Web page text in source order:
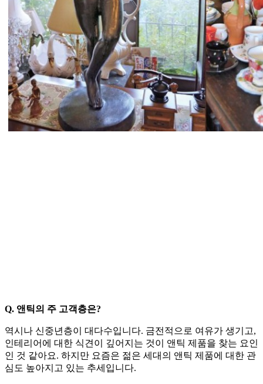
Q. 앤틱의 주 고객층은?
역시나 신중년층이 대다수입니다. 금전적으로 여유가 생기고,
인테리어에 대한 식견이 깊어지는 것이 앤틱 제품을 찾는 요인
인 것 같아요. 하지만 요즘은 젊은 세대의 앤틱 제품에 대한 관
심도 높아지고 있는 추세입니다.